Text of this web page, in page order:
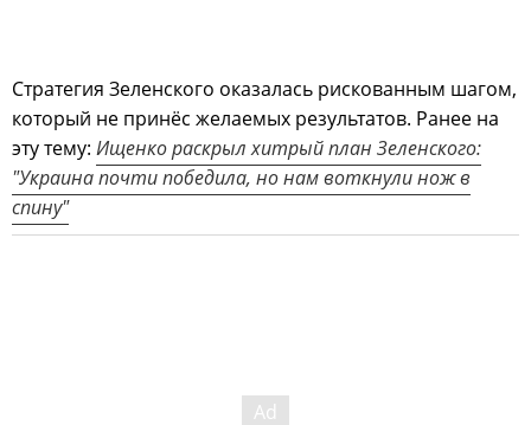
Стратегия Зеленского оказалась рискованным шагом,
который не принёс желаемых результатов. Ранее на
эту тему: Ищенко раскрыл хитрый план Зеленского:
"Украина почти победила, но нам воткнули нож в
спину"